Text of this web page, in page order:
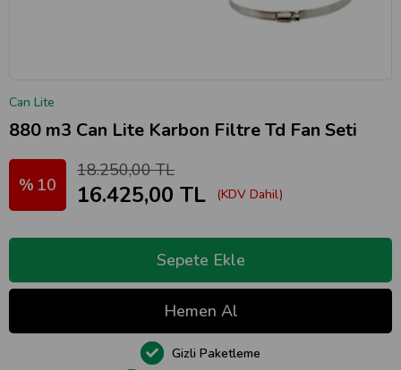
Can Lite
880 m3 Can Lite Karbon Filtre Td Fan Seti
10
18.250,00 TL
16.425,00 TL (KDV Dahil)
Gizli Paketleme